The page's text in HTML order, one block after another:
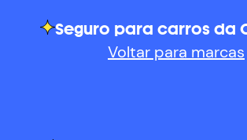
Seguro para carros da
Voltar para marcas